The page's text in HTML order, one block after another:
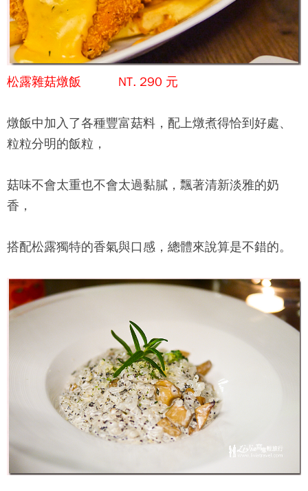
松露雜菇燉飯 NT. 290 元
燉飯中加入了各種豐富菇料，配上燉煮得恰到好處、
粒粒分明的飯粒，
菇味不會太重也不會太過黏膩，飄著清新淡雅的奶
香，
搭配松露獨特的香氣與口感，總體來說算是不錯的。